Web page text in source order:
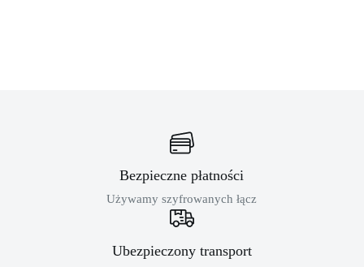
Bezpieczne płatności
Używamy szyfrowanych łącz
Ubezpieczony transport